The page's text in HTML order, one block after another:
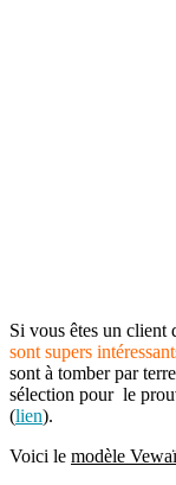
Si vous êtes un client
sont supers
sont à tomber par
sélection pour le
(lien).
Voici le modèle